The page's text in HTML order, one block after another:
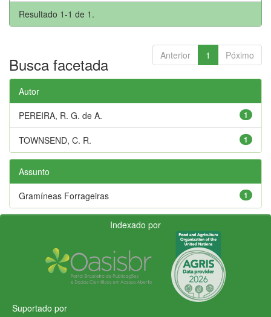
Resultado 1-1 de 1.
Anterior 1 Póximo
Busca facetada
Autor
1
PEREIRA, R. G. de A.
1
TOWNSEND, C. R.
Assunto
1
Gramíneas Forrageiras
Indexado por
Suportado por